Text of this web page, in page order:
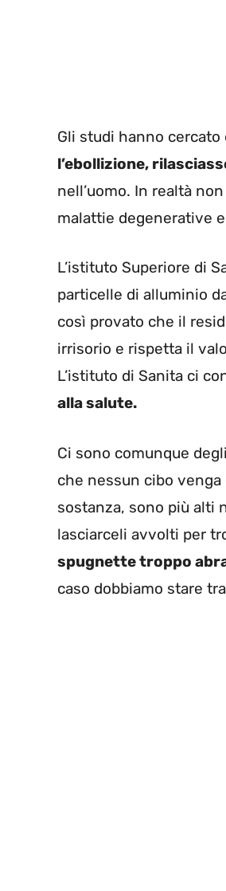
Gli studi hanno cercato
l’ebollizione,
nell’uomo. In realtà non
malattie degenerative e
L’istituto Superiore di
particelle di alluminio
così provato che il
irrisorio e rispetta il
L’istituto di Sanita ci
alla salute.
Ci sono comunque
che nessun cibo
sostanza, sono più alti
lasciarceli avvolti per
spugnette troppo
caso dobbiamo stare